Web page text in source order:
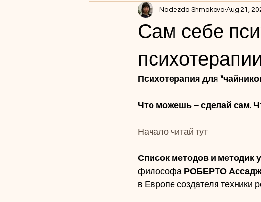
Сам себе
Nadezda Shmakova Aug 21,
Психотерапия для
Что можешь – сделай сам.
Начало читай тут
Список методов и методик
философа РОБЕРТО
в Европе создателя техники